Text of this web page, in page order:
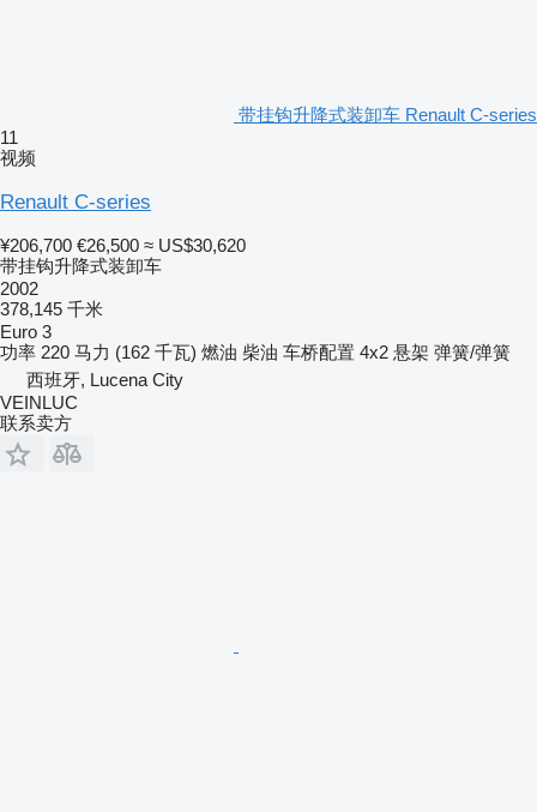
带挂钩升降式装卸车 Renault C-series
11
视频
Renault C-series
¥206,700 €26,500 ≈ US$30,620
带挂钩升降式装卸车
2002
378,145 千米
Euro 3
功率 220 马力 (162 千瓦) 燃油 柴油 车桥配置 4x2 悬架 弹簧/弹簧
西班牙, Lucena City
VEINLUC
联系卖方